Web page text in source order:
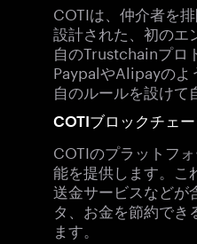
COTIは、仲介者を
設計された、初のエ
自のTrustchainプロ
PaypalやAlipayのよ
自のルールを設けて
COTIブロックチェ
COTIのプラットフ
能を提供します。こ
送金サービスなどが
タ、お金を節約でき
ます。